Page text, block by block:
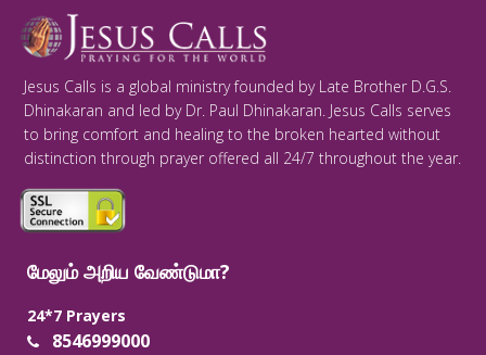
Jesus Calls is a global ministry founded by Late Brother D.G.S.
Dhinakaran and led by Dr. Paul Dhinakaran. Jesus Calls serves
to bring comfort and healing to the broken hearted without
distinction through prayer offered all 24/7 throughout the year.
மேலும் அறிய வேண்டுமா?
24*7 Prayers
8546999000